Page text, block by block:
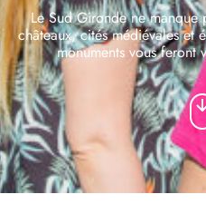
Le Sud Gironde ne
châteaux, cités médiévales et
monuments vous feront